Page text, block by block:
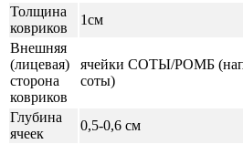
Толщина
ковриков
1см
Внешняя
(лицевая)
сторона
ковриков
ячейки СОТЫ/РОМБ
соты)
Глубина
ячеек
0,5-0,6 см